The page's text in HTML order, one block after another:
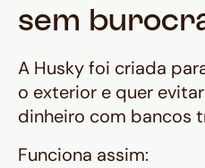
sem
A Husky foi criada
o exterior e quer
dinheiro com bancos
Funciona assim: